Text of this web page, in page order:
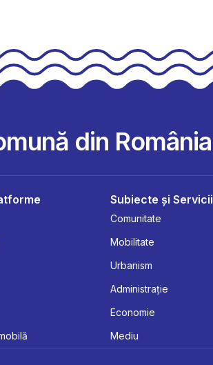
din România
Subiecte și Servicii
Comunitate
Mobilitate
Urbanism
Administrație
Economie
Mediu